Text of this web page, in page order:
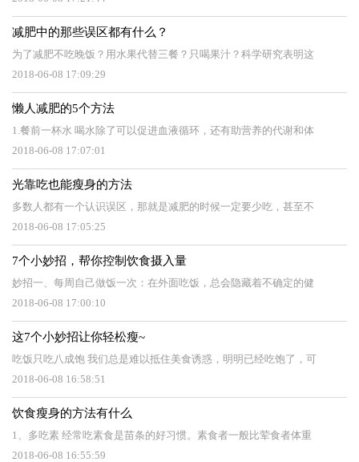
减肥中的那些误区都有什么？
为了减肥不吃晚饭？用水果代替三餐？只喝果汁？科学研究表明这
2018-06-08 17:09:29
懒人减肥的5个方法
1.餐前一杯水 喝水除了可以促进血液循环，还有助营养的代谢和体
2018-06-08 17:07:01
光靠吃也能瘦身的方法
多数人都有一个认识误区，那就是减肥的时候一定要少吃，甚至不
2018-06-08 17:05:25
7个小妙招，帮你控制饮食摄入量
妙招一、每周自己做饭一次：在外面吃饭，总会隐藏着不确定的健
2018-06-08 17:00:10
这7个小妙招让你轻松瘦~
吃饭只吃八成饱 我们总是难以抵住美食诱惑，明明已经吃饱了，可
2018-06-08 16:58:51
饮食瘦身的方法有什么
1、多吃素 经常吃素食是苗条的好习惯。素食者一般比荤食者体重
2018-06-08 16:55:59